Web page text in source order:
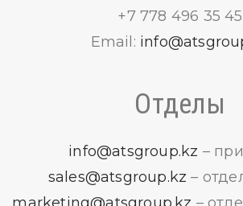
+7 778 496 35 45
Email:
Отделы
info@atsgroup.kz –
sales@atsgroup.kz –